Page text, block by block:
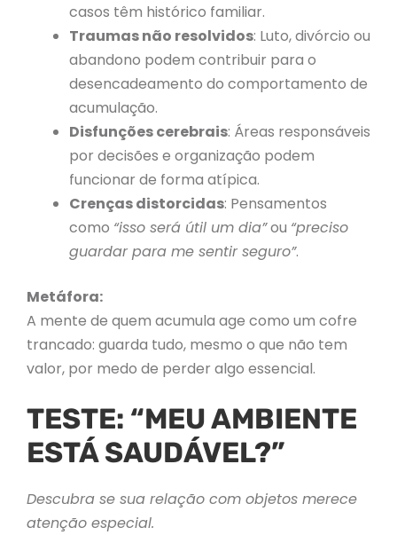
casos têm histórico familiar.
Traumas não resolvidos: Luto, divórcio ou
abandono podem contribuir para o
desencadeamento do comportamento de
acumulação.
Disfunções cerebrais: Áreas responsáveis
por decisões e organização podem
funcionar de forma atípica.
Crenças distorcidas: Pensamentos
como “isso será útil um dia”ou “preciso
guardar para me sentir seguro”.
Metáfora:
A mente de quem acumula age como um cofre
trancado: guarda tudo, mesmo o que não tem
valor, por medo de perder algo essencial.
TESTE: “MEU AMBIENTE
ESTÁ SAUDÁVEL?”
Descubra se sua relação com objetos merece
atenção especial.